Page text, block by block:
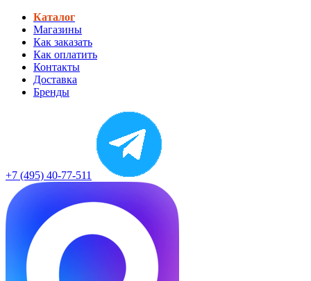
Каталог
Магазины
Как заказать
Как оплатить
Контакты
Доставка
Бренды
+7 (495) 40-77-511